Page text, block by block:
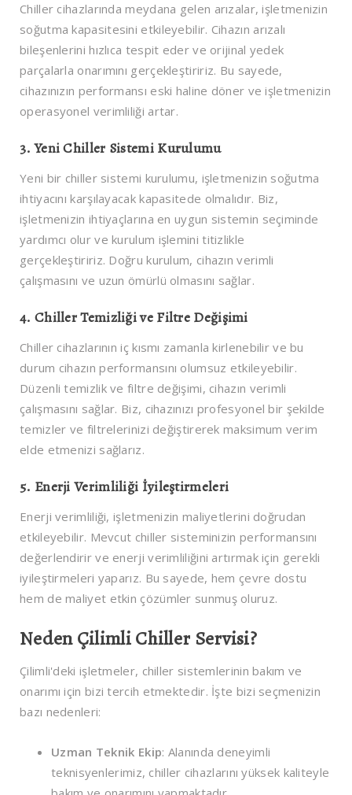
Chiller cihazlarında meydana gelen arızalar, işletmenizin
soğutma kapasitesini etkileyebilir. Cihazın arızalı
bileşenlerini hızlıca tespit eder ve orijinal yedek
parçalarla onarımını gerçekleştiririz. Bu sayede,
cihazınızın performansı eski haline döner ve işletmenizin
operasyonel verimliliği artar.
3.Yeni Chiller Sistemi Kurulumu
Yeni bir chiller sistemi kurulumu, işletmenizin soğutma
ihtiyacını karşılayacak kapasitede olmalıdır. Biz,
işletmenizin ihtiyaçlarına en uygun sistemin seçiminde
yardımcı olur ve kurulum işlemini titizlikle
gerçekleştiririz. Doğru kurulum, cihazın verimli
çalışmasını ve uzun ömürlü olmasını sağlar.
4. Chiller Temizliği ve Filtre Değişimi
Chiller cihazlarının iç kısmı zamanla kirlenebilir ve bu
durum cihazın performansını olumsuz etkileyebilir.
Düzenli temizlik ve filtre değişimi, cihazın verimli
çalışmasını sağlar. Biz, cihazınızı profesyonel bir şekilde
temizler ve filtrelerinizi değiştirerek maksimum verim
elde etmenizi sağlarız.
5. Enerji Verimliliği İyileştirmeleri
Enerji verimliliği, işletmenizin maliyetlerini doğrudan
etkileyebilir. Mevcut chiller sisteminizin performansını
değerlendirir ve enerji verimliliğini artırmak için gerekli
iyileştirmeleri yaparız. Bu sayede, hem çevre dostu
hem de maliyet etkin çözümler sunmuş oluruz.
Neden Çilimli Chiller Servisi?
Çilimli'deki işletmeler, chiller sistemlerinin bakım ve
onarımı için bizi tercih etmektedir. İşte bizi seçmenizin
bazı nedenleri:
Uzman Teknik Ekip: Alanında deneyimli
teknisyenlerimiz, chiller cihazlarını yüksek kaliteyle